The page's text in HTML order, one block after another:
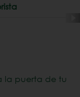
la puerta de tu